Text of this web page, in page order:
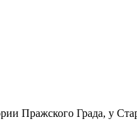
Пражского Града, у